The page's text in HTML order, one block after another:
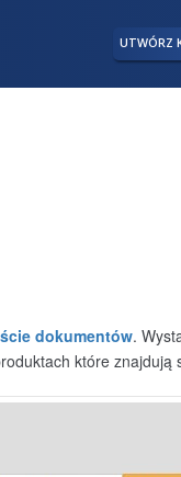
UTWÓRZ
dokumentów.
które znajdują